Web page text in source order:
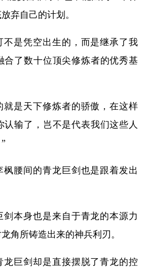
弃自己的计划。
不是凭空出生的，而是继承了我
合了数十位顶尖修炼者的优秀基
就是天下修炼者的骄傲，在这样
认输了，岂不是代表我们这些人
枫腰间的青龙巨剑也是跟着发出
剑本身也是来自于青龙的本源力
角所铸造出来的神兵利刃。
龙巨剑却是直接摆脱了青龙的控